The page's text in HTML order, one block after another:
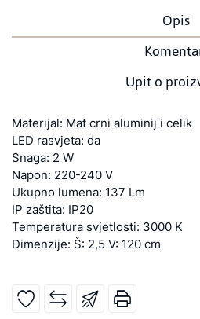
Opis
Upit o
Materijal: Mat crni aluminij i celik
LED rasvjeta: da
Snaga: 2 W
Napon: 220-240 V
Ukupno lumena: 137 Lm
IP zaštita: IP20
Temperatura svjetlosti: 3000 K
Dimenzije: Š: 2,5 V: 120 cm